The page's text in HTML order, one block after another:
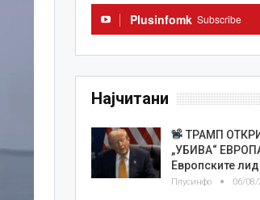
Plusinfomk Subscribe
Најчитани
ТРАМП
„УБИВА“
Европските
Плусинфо 06/08/